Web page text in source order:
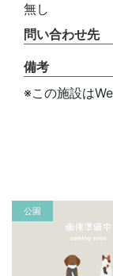
無し
問い合わせ先
備考
※この施設は
公園